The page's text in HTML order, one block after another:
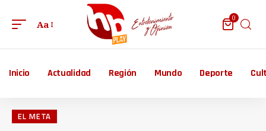
Aa
0
Inicio Actualidad Región Mundo Deporte
EL META